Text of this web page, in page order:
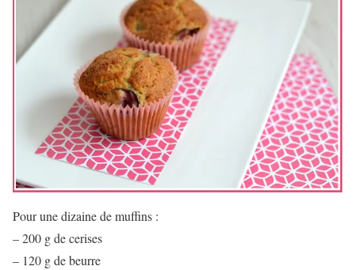
Pour une dizaine de muffins :
– 200 g de cerises
– 120 g de beurre